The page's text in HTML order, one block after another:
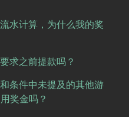
水计算，为什么我的奖
求之前提款吗？
条件中未提及的其他游
奖金吗？